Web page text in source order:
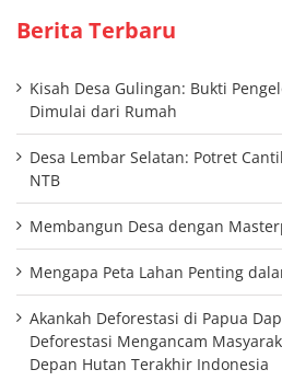
Berita Terbaru
Kisah Desa Gulingan: Bukti
Dimulai dari Rumah
Desa Lembar Selatan: Potret
NTB
Membangun Desa dengan
Mengapa Peta Lahan Penting
Akankah Deforestasi di Papua
Deforestasi Mengancam
Depan Hutan Terakhir Indonesia